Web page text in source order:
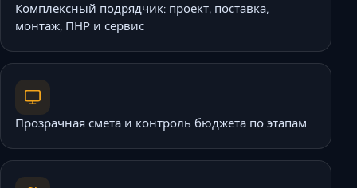
Комплексный подрядчик: проект, поставка,
монтаж, ПНР и сервис
Прозрачная смета и контроль бюджета по этапам